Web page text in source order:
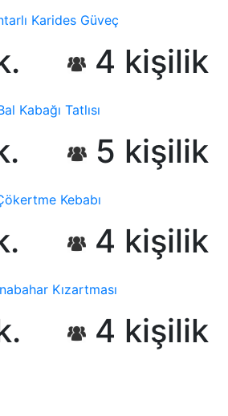
Karides Güveç
4 kişilik
Kabağı Tatlısı
5 kişilik
Kebabı
4 kişilik
Kızartması
4 kişilik